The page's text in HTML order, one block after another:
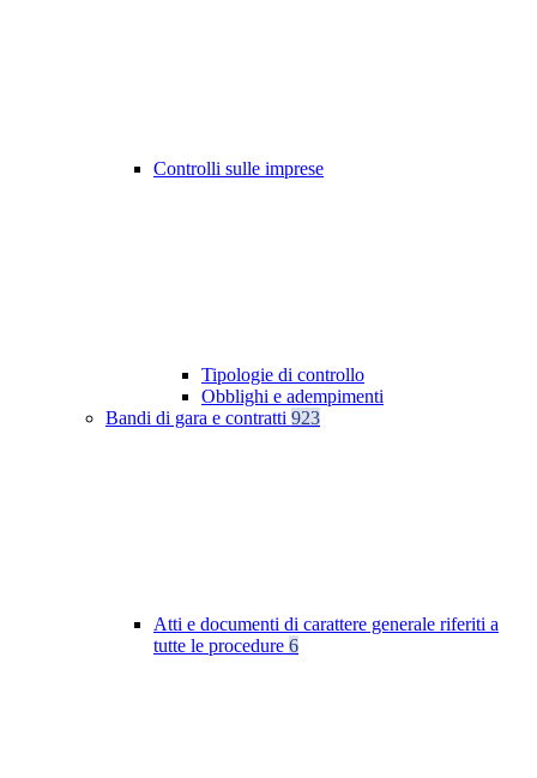
Controlli sulle imprese
Tipologie di controllo
Obblighi e adempimenti
Bandi di gara e contratti 923
Atti e documenti di carattere generale riferiti a
tutte le procedure 6